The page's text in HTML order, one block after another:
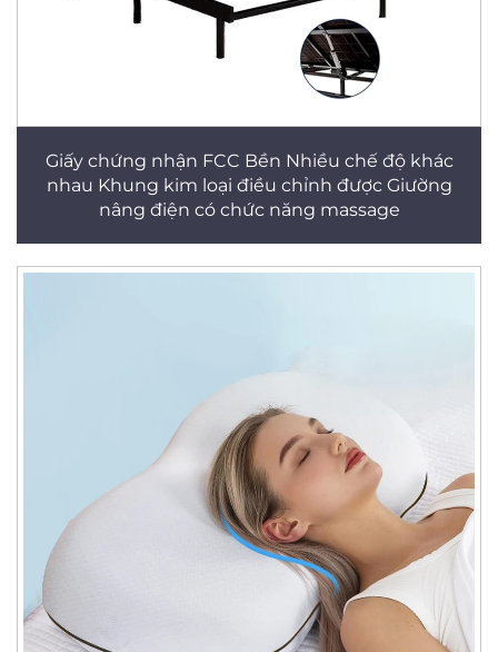
Giấy chứng nhận FCC Bền Nhiều chế độ khác
nhau Khung kim loại điều chỉnh được Giường
nâng điện có chức năng massage